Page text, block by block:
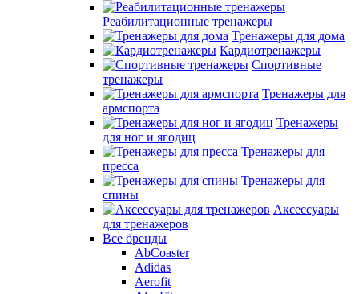
Реабилитационные тренажеры
Тренажеры для дома
Кардиотренажеры
Спортивные
тренажеры
Тренажеры для
армспорта
Тренажеры
для ног и ягодиц
Тренажеры для
пресса
Тренажеры для
спины
Аксессуары
для тренажеров
Все бренды
AbCoaster
Adidas
Aerofit